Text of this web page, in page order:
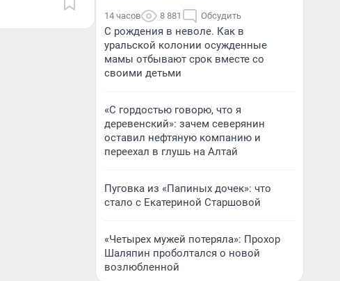
14 часов 8 881 Обсудить
С рождения в неволе. Как в
уральской колонии осужденные
мамы отбывают срок вместе со
своими детьми
«С гордостью говорю, что я
деревенский»: зачем северянин
оставил нефтяную компанию и
переехал в глушь на Алтай
Пуговка из «Папиных дочек»: что
стало с Екатериной Старшовой
«Четырех мужей потеряла»: Прохор
Шаляпин проболтался о новой
возлюбленной